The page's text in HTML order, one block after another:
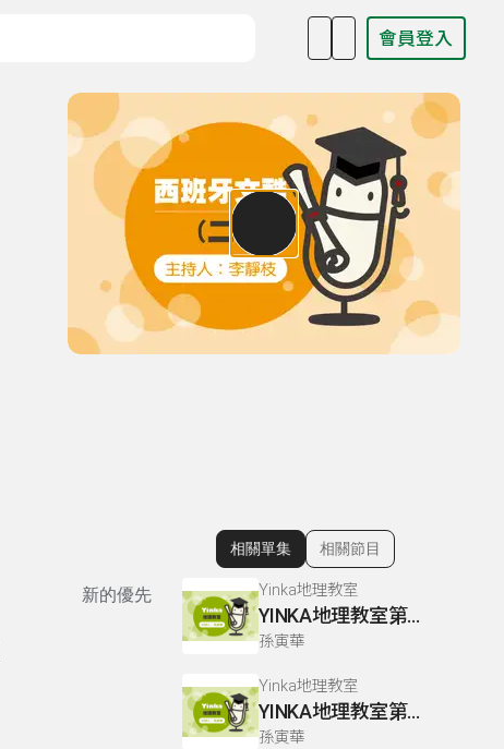
會員登入
新的優先
顯示相關單集
相關單集 相關節目
Yinka地理教室
YINKA地理教室第三冊 P43-44
孫寅華
Yinka地理教室
YINKA地理教室第二冊 P93-94
孫寅華